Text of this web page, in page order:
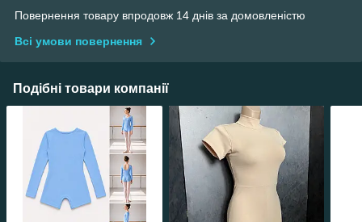
Повернення товару впродовж 14 днів за домовленістю
Всі умови повернення
Подібні товари компанії